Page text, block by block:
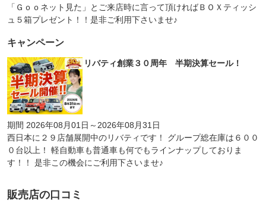
「Ｇｏｏネット見た」とご来店時に言って頂ければＢＯＸティッシ
ュ５箱プレゼント！！是非ご利用下さいませ♪
キャンペーン
リバティ創業３０周年 半期決算セール！
期間 2026年08月01日～2026年08月31日
西日本に２９店舗展開中のリバティです！ グループ総在庫は６００
０台以上！ 軽自動車も普通車も何でもラインナップしておりま
す！！ 是非この機会にご利用下さいませ♪
販売店の口コミ